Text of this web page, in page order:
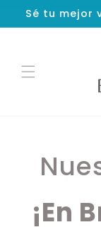
directamente
al contenido
Sé tu mejor
¡En